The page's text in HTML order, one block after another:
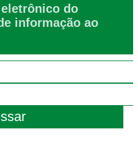
do
informação ao